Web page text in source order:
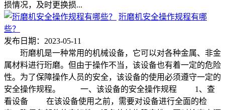
损情况，及时更换损...
珩磨机安全操作规程有哪
些？
发布日期：2023-05-11
珩磨机是一种常用的机械设备，它可以对各种金属、非金
属材料进行珩磨。但由于操作不当，该设备也有着一定的危险
性。为了保障操作人员的安全，该设备的使用必须遵守一定的
安全操作规程。 一、该设备的安全操作规程 1、查
看设备 在该设备使用之前，需要对设备进行全面的检